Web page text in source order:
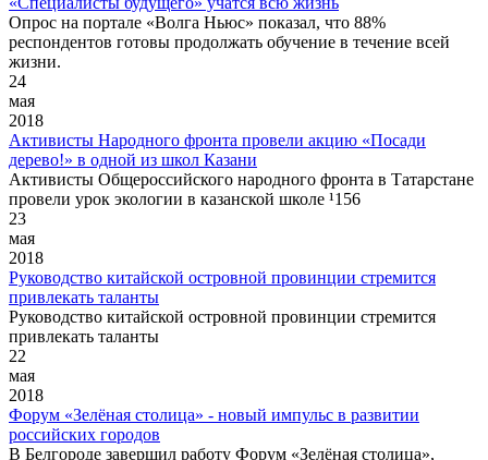
Опрос на портале «Волга Ньюс» показал, что 88%
респондентов готовы продолжать обучение в течение всей
жизни.
24
мая
2018
Активисты Народного фронта провели акцию «Посади
дерево!» в одной из школ Казани
Активисты Общероссийского народного фронта в Татарстане
провели урок экологии в казанской школе ¹156
23
мая
2018
Руководство китайской островной провинции стремится
привлекать таланты
Руководство китайской островной провинции стремится
привлекать таланты
22
мая
2018
Форум «Зелёная столица» - новый импульс в развитии
российских городов
В Белгороде завершил работу Форум «Зелёная столица»,